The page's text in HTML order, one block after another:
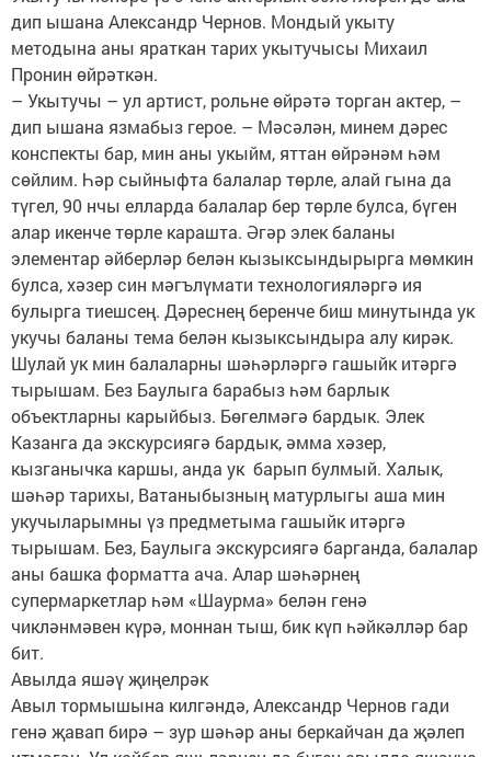
дип ышана Александр Чернов. Мондый укыту
методына аны яраткан тарих укытучысы Михаил
Пронин өйрәткән.
– Укытучы – ул артист, рольне өйрәтә торган актер, –
дип ышана язмабыз герое. – Мәсәлән, минем дәрес
конспекты бар, мин аны укыйм, яттан өйрәнәм һәм
сөйлим. Һәр сыйныфта балалар төрле, алай гына да
түгел, 90 нчы елларда балалар бер төрле булса, бүген
алар икенче төрле карашта. Әгәр элек баланы
элементар әйберләр белән кызыксындырырга мөмкин
булса, хәзер син мәгълүмати технологияләргә ия
булырга тиешсең. Дәреснең беренче биш минутында ук
укучы баланы тема белән кызыксындыра алу кирәк.
Шулай ук мин балаларны шәһәрләргә гашыйк итәргә
тырышам. Без Баулыга барабыз һәм барлык
объектларны карыйбыз. Бөгелмәгә бардык. Элек
Казанга да экскурсиягә бардык, әмма хәзер,
кызганычка каршы, анда ук барып булмый. Халык,
шәһәр тарихы, Ватаныбызның матурлыгы аша мин
укучыларымны үз предметыма гашыйк итәргә
тырышам. Без, Баулыга экскурсиягә барганда, балалар
аны башка форматта ача. Алар шәһәрнең
супермаркетлар һәм «Шаурма» белән генә
чикләнмәвен күрә, моннан тыш, бик күп һәйкәлләр бар
бит.
Авылда яшәү җиңелрәк
Авыл тормышына килгәндә, Александр Чернов гади
генә җавап бирә – зур шәһәр аны беркайчан да җәлеп